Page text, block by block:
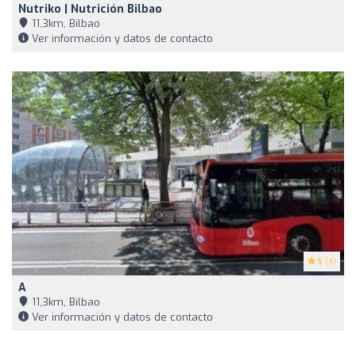
Nutriko | Nutrición Bilbao
11,3km, Bilbao
Ver información y datos de contacto
5 (4)
A
11,3km, Bilbao
Ver información y datos de contacto